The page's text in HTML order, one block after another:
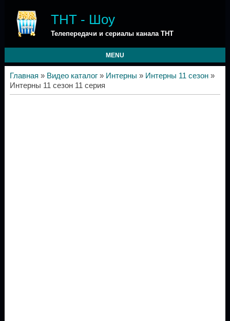
ТНТ - Шоу
Телепередачи и сериалы канала ТНТ
MENU
Главная » Видео каталог» Интерны » Интерны 11 сезон»
Интерны 11 сезон 11 серия